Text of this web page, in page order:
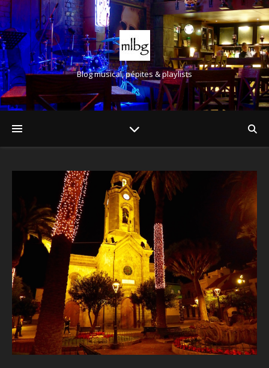
Blog musical, pépites & playlists